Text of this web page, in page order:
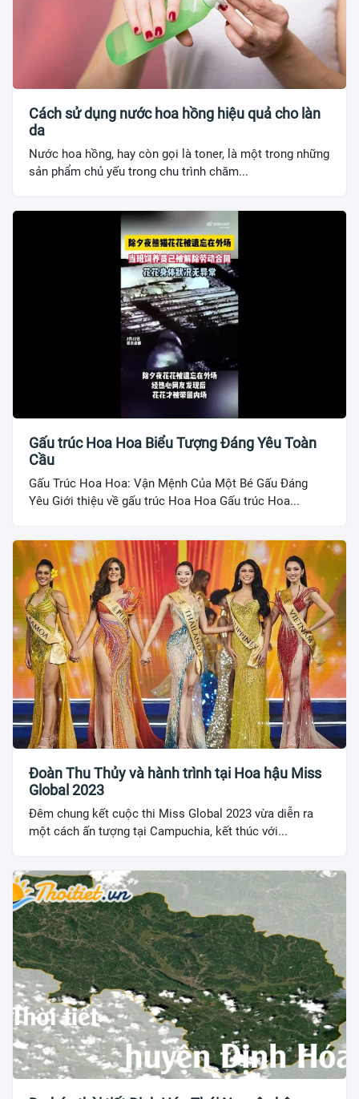
Cách sử dụng nước hoa hồng hiệu quả cho làn
da
Nước hoa hồng, hay còn gọi là toner, là một trong những
sản phẩm chủ yếu trong chu trình chăm...
Gấu trúc Hoa Hoa Biểu Tượng Đáng Yêu Toàn
Cầu
Gấu Trúc Hoa Hoa: Vận Mệnh Của Một Bé Gấu Đáng
Yêu Giới thiệu về gấu trúc Hoa Hoa Gấu trúc Hoa...
Đoàn Thu Thủy và hành trình tại Hoa hậu Miss
Global 2023
Đêm chung kết cuộc thi Miss Global 2023 vừa diễn ra
một cách ấn tượng tại Campuchia, kết thúc với...